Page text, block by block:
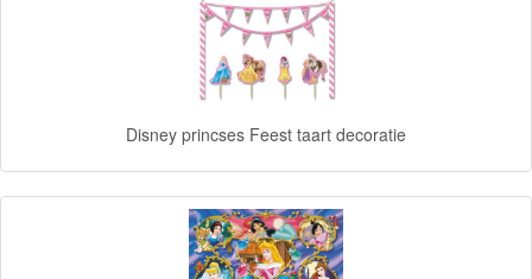
dinosaurus
Dora
Disney princses Feest taart decoratie